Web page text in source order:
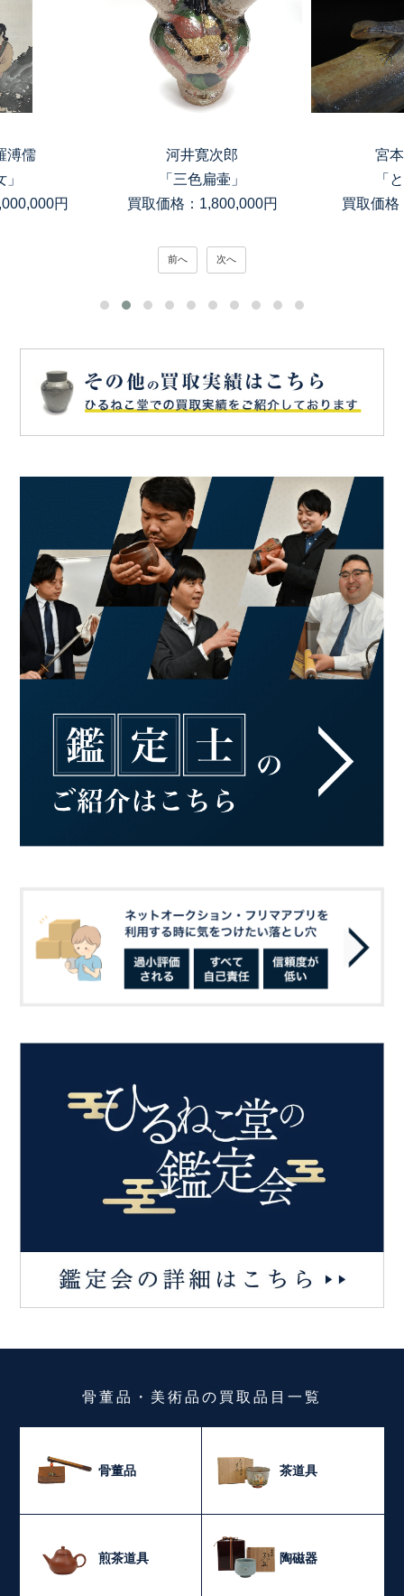
溥儒
円
河井寛次郎
「三色扁壷」
買取価格：1,800,000円
宮
「
買取価格
前へ 次へ
骨董品・美術品の買取品目一覧
骨董品 茶道具
煎茶道具 陶磁器